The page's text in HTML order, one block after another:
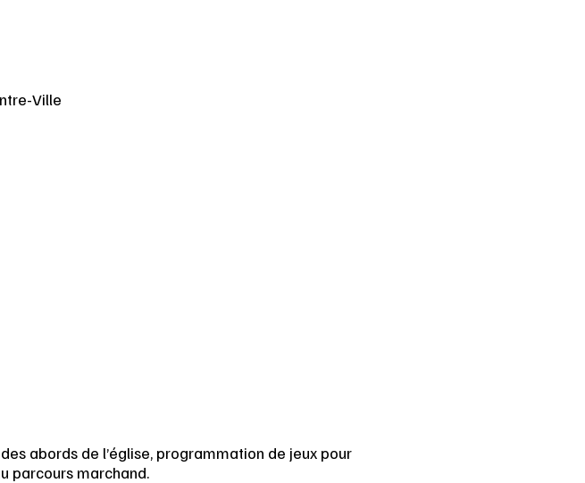
Ville
abords de l’église, programmation de jeux pour
parcours marchand.